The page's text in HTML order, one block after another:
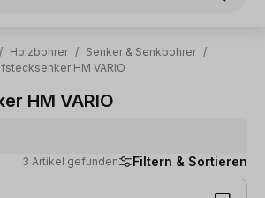
/ Holzbohrer / Senker & Senkbohrer /
HM VARIO
HM VARIO
3 Artikel gefunden Filtern & Sortieren